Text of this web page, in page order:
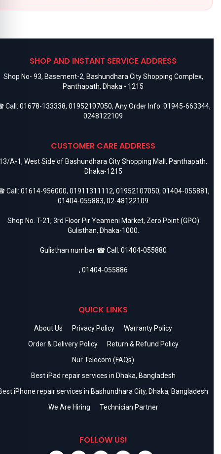
SHOP AND INSTANT SERVICE ADDRESS
Shop No- 93, Basement-2, Bashundhara City Shopping Complex,
Panthapath, Dhaka - 1215
Call: 01678-133338, 01952107050, Any Order Info: 01945-663344,
0248122109
CUSTOMER CARE ADDRESS
A-1, West Side of Bashundhara City Shopping Mall, Panthapath,
Dhaka-1215
Call: 01614-956000, 01911311112, 01952107050, 01404-055881,
01404-055883, 02-48122109
Shop No. T-21, 3rd Floor Pir Yeameni Market, Zero Point (GPO)
Gulisthan, Dhaka-1000.
Gulisthan number ☎ Call: 01404-055880
, 01404-055886
QUICK LINKS
About Us Privacy Policy
Warranty Policy
Order & Delivery Policy
Return & Refund Policy
Nur Telecom (FAQs)
Best iPad repair services in Dhaka, Bangladesh
iPhone repair services in Bashundhara City, Dhaka, Bangladesh
We Are Hiring
Technician Partner
FOLLOW US!